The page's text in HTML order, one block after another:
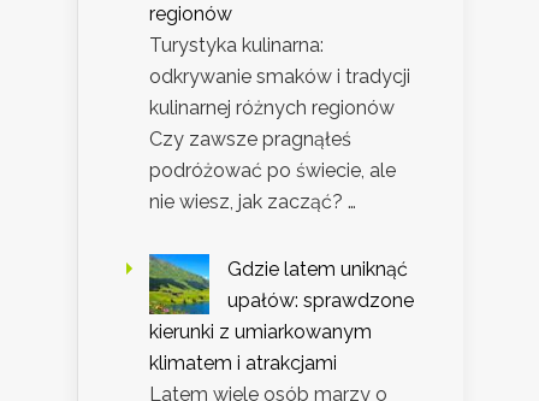
regionów
Turystyka kulinarna:
odkrywanie smaków i tradycji
kulinarnej różnych regionów
Czy zawsze pragnąłeś
podróżować po świecie, ale
nie wiesz, jak zacząć? …
Gdzie latem uniknąć
upałów: sprawdzone
kierunki z umiarkowanym
klimatem i atrakcjami
Latem wiele osób marzy o